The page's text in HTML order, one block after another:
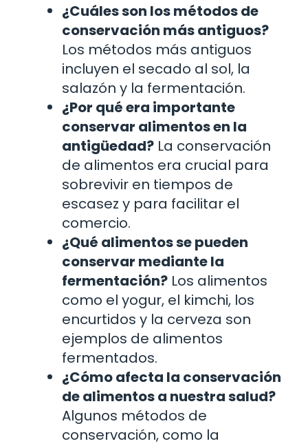
¿Cuáles son los métodos de
conservación más antiguos?
Los métodos más antiguos
incluyen el secado al sol, la
salazón y la fermentación.
¿Por qué era importante
conservar alimentos en la
antigüedad? La conservación
de alimentos era crucial para
sobrevivir en tiempos de
escasez y para facilitar el
comercio.
¿Qué alimentos se pueden
conservar mediante la
fermentación? Los alimentos
como el yogur, el kimchi, los
encurtidos y la cerveza son
ejemplos de alimentos
fermentados.
¿Cómo afecta la conservación
de alimentos a nuestra salud?
Algunos métodos de
conservación, como la